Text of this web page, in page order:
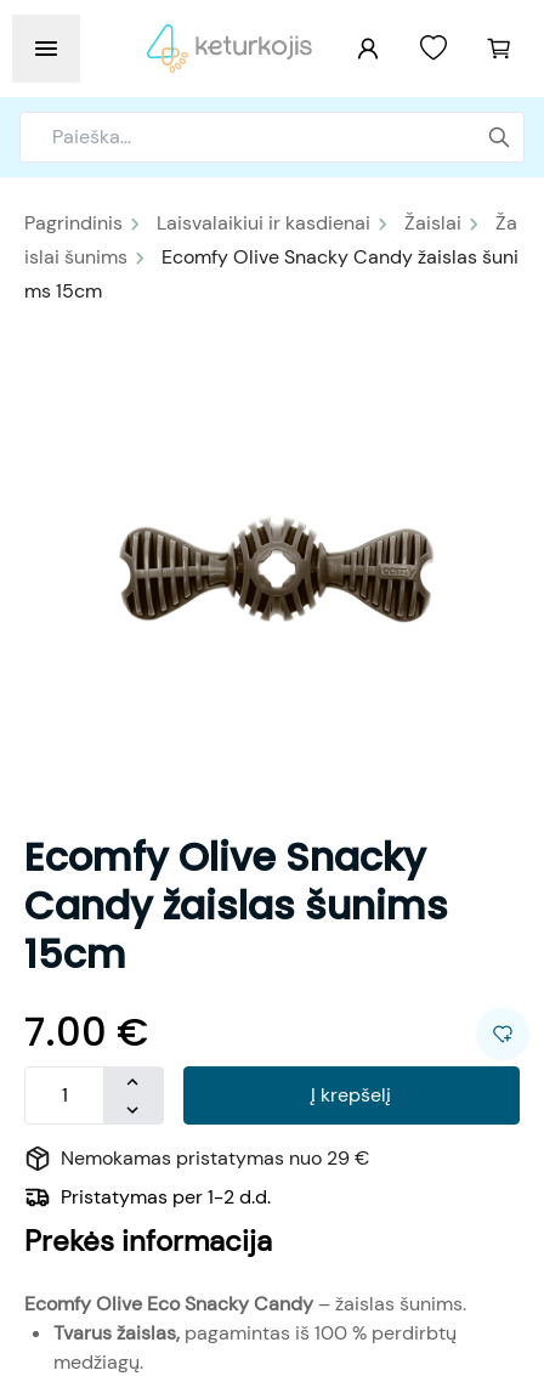
Pagrindinis Laisvalaikiui ir kasdienai Žaislai
Ža
islai šunims
Ecomfy Olive Snacky Candy žaislas šuni
ms 15cm
Ecomfy Olive Snacky
Candy žaislas šunims
15cm
7.00 €
Į krepšelį
Nemokamas pristatymas nuo 29 €
Pristatymas per 1-2 d.d.
Prekės informacija
Ecomfy Olive Eco Snacky Candy– žaislas šunims.
Tvarus žaislas, pagamintas iš 100 % perdirbtų
medžiagų.